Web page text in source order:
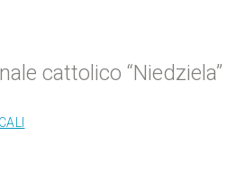
cattolico “Niedziela”